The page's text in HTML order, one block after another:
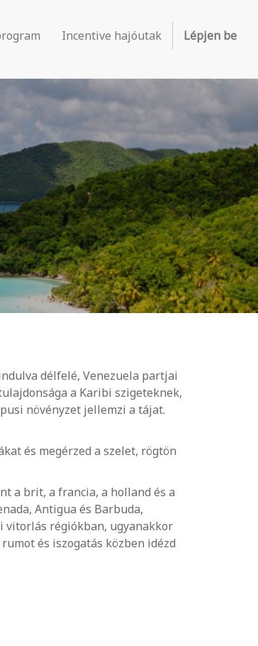
Incentive hajóutak Lépjen be
délfelé, Venezuela partjai
a Karibi szigeteknek,
növényzet jellemzi a tájat.
és megérzed a szelet, rögtön
a brit, a francia, a holland és a
Antigua és Barbuda,
vitorlás régiókban, ugyanakkor
és iszogatás közben idézd